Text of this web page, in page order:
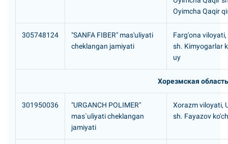
Oyimcha Qaqir
305748124
"SANFA FIBER" mas'uliyati
cheklangan jamiyati
Farg'ona
sh. Kimyogarlar
uy
Хорезмская область
301950036
"URGANCH POLIMER"
mas`uliyati cheklangan
jamiyati
Xorazm viloyati,
sh. Fayazov